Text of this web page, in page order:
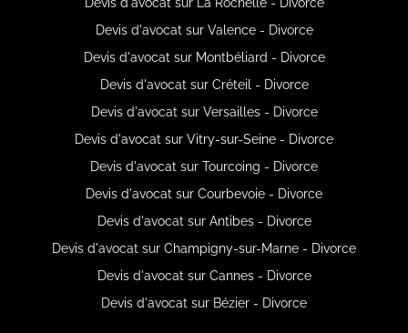
Devis d'avocat sur Valence - Divorce
Devis d'avocat sur Montbéliard - Divorce
Devis d'avocat sur Créteil - Divorce
Devis d'avocat sur Versailles - Divorce
Devis d'avocat sur Vitry-sur-Seine - Divorce
Devis d'avocat sur Tourcoing - Divorce
Devis d'avocat sur Courbevoie - Divorce
Devis d'avocat sur Antibes - Divorce
Devis d'avocat sur Champigny-sur-Marne - Divorce
Devis d'avocat sur Cannes - Divorce
Devis d'avocat sur Bézier - Divorce